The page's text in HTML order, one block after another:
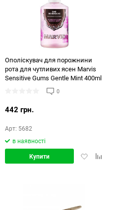
Ополіскувач для порожнини
рота для чутливих ясен Marvis
Sensitive Gums Gentle Mint 400ml
0
442 грн.
Арт: 5682
в наявності
ДодатиДодати
Купити